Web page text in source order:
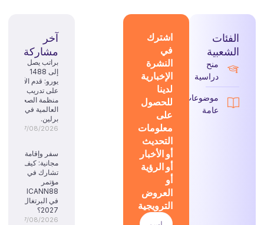
الفئات
الشعبية
منح
دراسية
موضوعات
عامة
اشترك
في
النشرة
الإخبارية
لدينا
للحصول
على
معلومات
التحديث
أو الأخبار
أو الرؤية
أو
العروض
الترويجية
آخر
مشاركة
براتب يصل
إلى 1488
يورو: قدم الآن
على تدريب
منظمة الصحة
العالمية في
برلين.
07/08/2026
سفر وإقامة
مجانية: كيف
تشارك في
مؤتمر
ICANN88
في البرتغال
2027؟
07/08/2026